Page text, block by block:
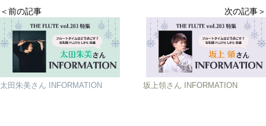
＜前の記事
太田朱美さん INFORMATION
次の記事＞
坂上領さん INFORMATION